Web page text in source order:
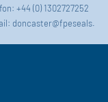
+44 (0) 1302727252